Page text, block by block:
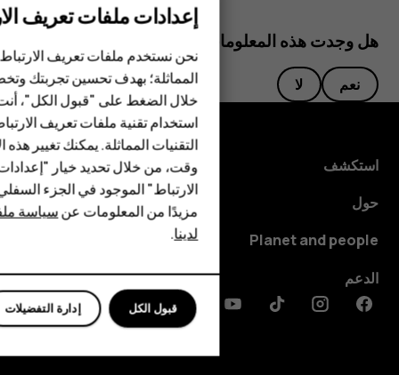
الهواتف الذكية
الهواتف المميزة
الأكسسوارات
HMD Terra M
HMD DUB
HMD Watch
للأعمال
هل وجدت هذه المعلومات مفيدة؟
نعم لا
استكشف
حول
Planet and people
الدعم
Facebook
Instagram
Tiktok
Youtube
Linkedin
Discord
إعدادات ملفات تعريف
نحن نستخدم ملفات تعريف
المماثلة؛ بهدف تحسين تجربتك
خلال الضغط على "قبول الكل"،
استخدام تقنية ملفات تعريف
التقنيات المماثلة. يمكنك تغيير
وقت، من خلال تحديد خيار
الارتباط" الموجود في الجزء
مزيدًا من المعلومات عنسياسة
لدينا.
إدارة التفضيلات قبول الكل